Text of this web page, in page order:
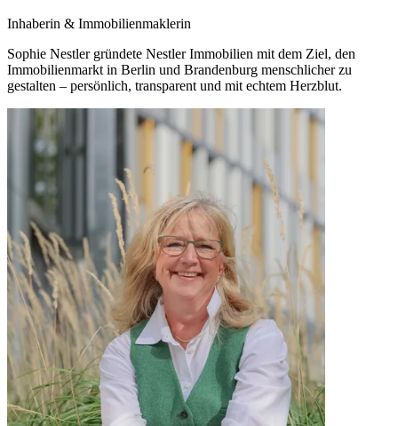
Inhaberin & Immobilienmaklerin
Sophie Nestler gründete Nestler Immobilien mit dem Ziel, den
Immobilienmarkt in Berlin und Brandenburg menschlicher zu
gestalten – persönlich, transparent und mit echtem Herzblut.